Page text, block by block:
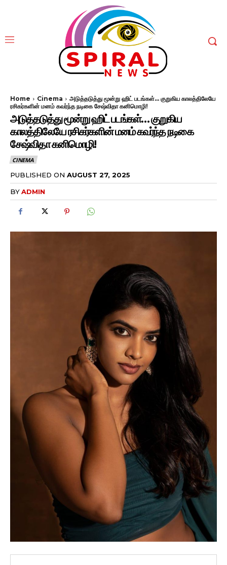
Home Cinema
அடுத்தடுத்து மூன்று ஹிட் படங்கள்... குறுகிய காலத்திலேயே
ரசிகர்களின் மனம் கவர்ந்த நடிகை சேஷ்விதா கனிமொழி!
அடுத்தடுத்து மூன்று ஹிட் படங்கள்… குறுகிய
காலத்திலேயே ரசிகர்களின் மனம் கவர்ந்த நடிகை
சேஷ்விதா கனிமொழி!
CINEMA
PUBLISHED ON AUGUST 27, 2025
BYADMIN